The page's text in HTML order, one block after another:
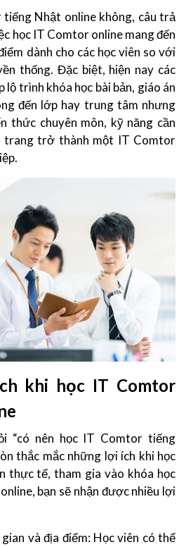
Nhật online không, câu trả
học IT Comtor online mang đến
dành cho các học viên so với
thống. Đặc biệt, hiện nay các
lộ trình khóa học bài bản, giáo án
đến lớp hay trung tâm nhưng
thức chuyên môn, kỹ năng cần
trang trở thành một IT Comtor
khi học IT Comtor
“có nên học IT Comtor tiếng
thắc mắc những lợi ích khi học
thực tế, tham gia vào khóa học
bạn sẽ nhận được nhiều lợi
và địa điểm: Học viên có thể